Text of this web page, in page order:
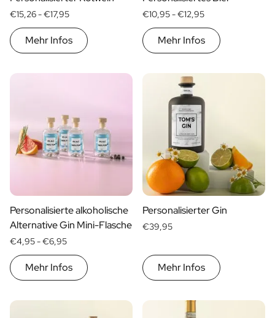
€15,26 -€17,95
Mehr Infos
€10,95 -€12,95
Mehr Infos
Personalisierte alkoholische
Alternative Gin Mini-Flasche
€4,95 -€6,95
Mehr Infos
Personalisierter Gin
€39,95
Mehr Infos